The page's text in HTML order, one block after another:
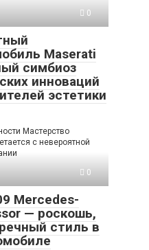
0
Maserati
симбиоз
инноваций
эстетики
Мастерство
с невероятной
0
Mercedes-
— роскошь,
стиль в